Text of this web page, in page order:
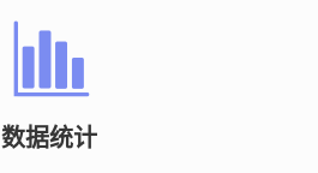
数据统计